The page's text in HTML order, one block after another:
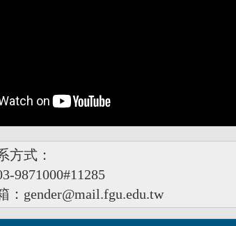
方式 ：
9871000#11285
：gender@mail.fgu.edu.tw